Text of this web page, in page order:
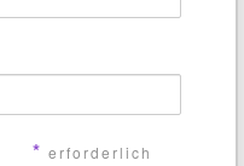
* erforderlich